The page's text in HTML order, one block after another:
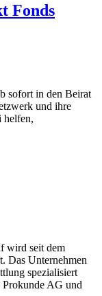
Fonds
sofort in den Beirat
und ihre
helfen,
wird seit dem
Das Unternehmen
spezialisiert
AG und